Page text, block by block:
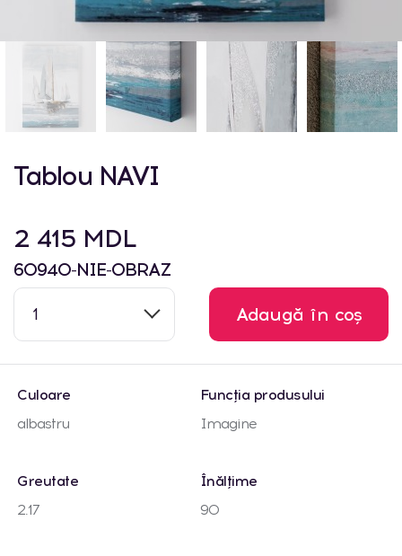
Tablou NAVI
2 415 MDL
60940-NIE-OBRAZ
1 Adaugă în coș
Culoare
albastru
Funcția produsului
Imagine
Greutate
2.17
Înălțime
90